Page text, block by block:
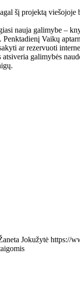
šį projektą
nauja galimybe –
Vaikų
ar rezervuoti
galimybės
Jokužytė https://